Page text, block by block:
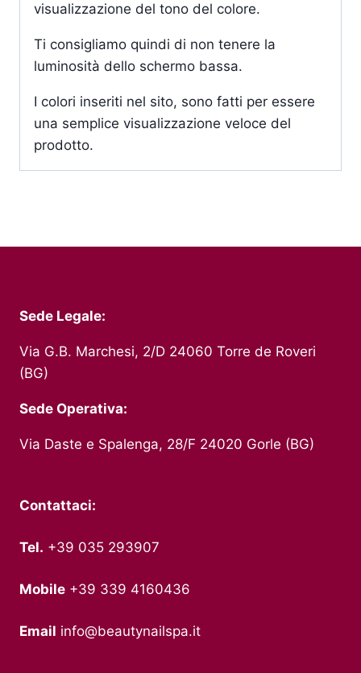
visualizzazione del tono del colore.
Ti consigliamo quindi di non tenere la
luminosità dello schermo bassa.
I colori inseriti nel sito, sono fatti per essere
una semplice visualizzazione veloce del
prodotto.
Sede Legale:
Via G.B. Marchesi, 2/D 24060 Torre de Roveri
(BG)
Sede Operativa:
Via Daste e Spalenga, 28/F 24020 Gorle (BG)
Contattaci:
Tel. +39 035 293907
Mobile +39 339 4160436
Email info@beautynailspa.it